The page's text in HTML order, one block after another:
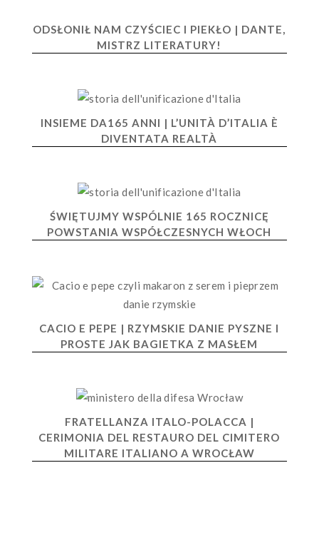
ODSŁONIŁ NAM CZYŚCIEC I PIEKŁO | DANTE,
MISTRZ LITERATURY!
INSIEME DA165 ANNI | L’UNITÀ D’ITALIA È
DIVENTATA REALTÀ
ŚWIĘTUJMY WSPÓLNIE 165 ROCZNICĘ
POWSTANIA WSPÓŁCZESNYCH WŁOCH
CACIO E PEPE | RZYMSKIE DANIE PYSZNE I
PROSTE JAK BAGIETKA Z MASŁEM
FRATELLANZA ITALO-POLACCA |
CERIMONIA DEL RESTAURO DEL CIMITERO
MILITARE ITALIANO A WROCŁAW